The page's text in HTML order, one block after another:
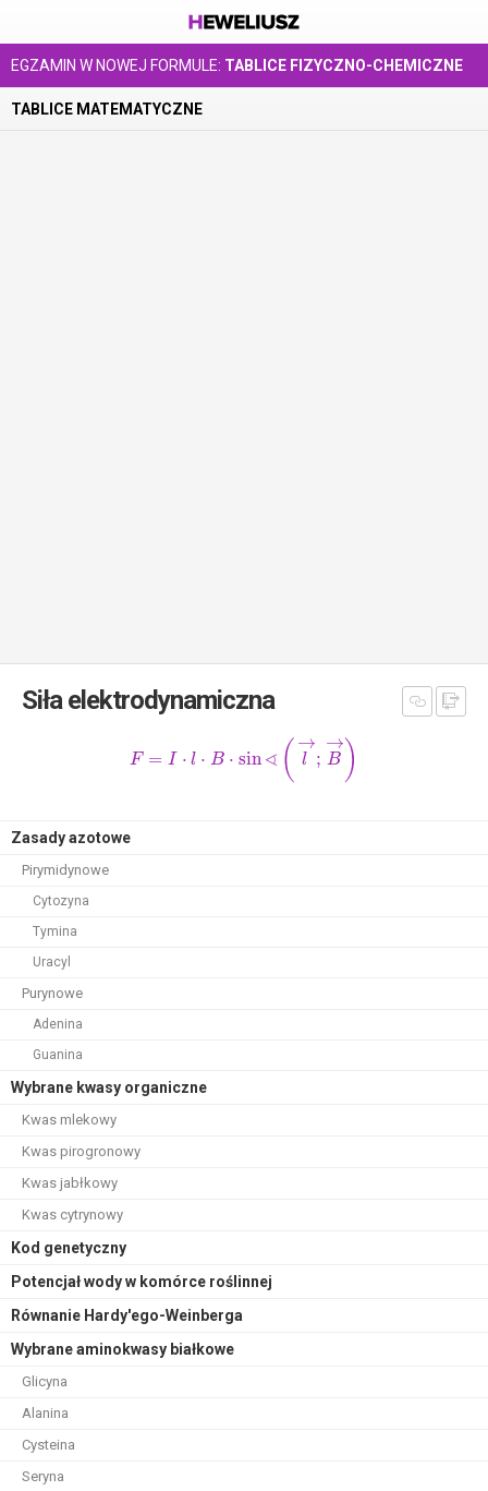
EGZAMIN W NOWEJ FORMULE: TABLICE FIZYCZNO-CHEMICZNE
TABLICE MATEMATYCZNE
Siła elektrodynamiczna
F = I ⋅ l ⋅ B ⋅ sin∢ ( l
→
; B
→ )
Zasady azotowe
Pirymidynowe
Cytozyna
Tymina
Uracyl
Purynowe
Adenina
Guanina
Wybrane kwasy organiczne
Kwas mlekowy
Kwas pirogronowy
Kwas jabłkowy
Kwas cytrynowy
Kod genetyczny
Potencjał wody w komórce roślinnej
Równanie Hardy'ego-Weinberga
Wybrane aminokwasy białkowe
Glicyna
Alanina
Cysteina
Seryna